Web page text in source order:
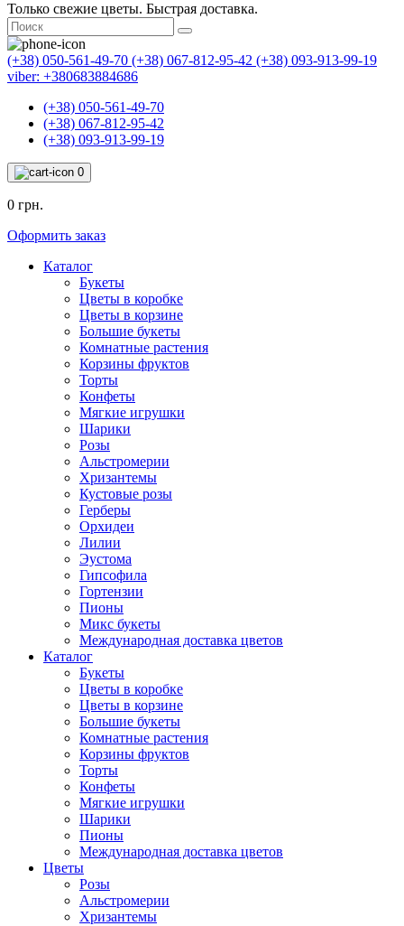
Только свежие цветы. Быстрая доставка.
(+38) 050-561-49-70 (+38) 067-812-95-42 (+38) 093-913-99-19
viber: +380683884686
(+38) 050-561-49-70
(+38) 067-812-95-42
(+38) 093-913-99-19
0
0 грн.
Оформить заказ
Каталог
Букеты
Цветы в коробке
Цветы в корзине
Большие букеты
Комнатные растения
Корзины фруктов
Торты
Конфеты
Мягкие игрушки
Шарики
Розы
Альстромерии
Хризантемы
Кустовые розы
Герберы
Орхидеи
Лилии
Эустома
Гипсофила
Гортензии
Пионы
Микс букеты
Международная доставка цветов
Каталог
Букеты
Цветы в коробке
Цветы в корзине
Большие букеты
Комнатные растения
Корзины фруктов
Торты
Конфеты
Мягкие игрушки
Шарики
Пионы
Международная доставка цветов
Цветы
Розы
Альстромерии
Хризантемы